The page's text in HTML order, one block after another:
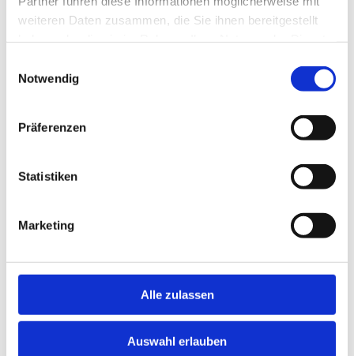
weiteren Daten zusammen, die Sie ihnen bereitgestellt
Notwendig
Präferenzen
Statistiken
Marketing
Alle zulassen
Auswahl erlauben
Übernahme einer leitenden
Deutschland - RefNr. 31063
Leitender Oberarzt Akutgeriatrie
Schnelle Bewerbung Neu! München